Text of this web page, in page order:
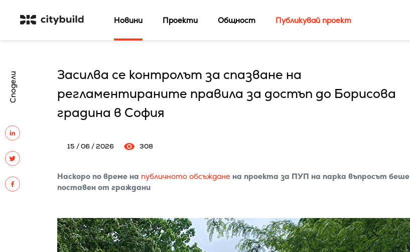
Новини Проекти Общност Публикувай проект
Сподели
Засилва се контролът за спазване на
регламентираните правила за достъп до Борисова
градина в София
15 / 06 / 2026 308
Наскоро по време на публичното обсъждане на проекта за ПУП на парка въпросът беше
поставен от граждани